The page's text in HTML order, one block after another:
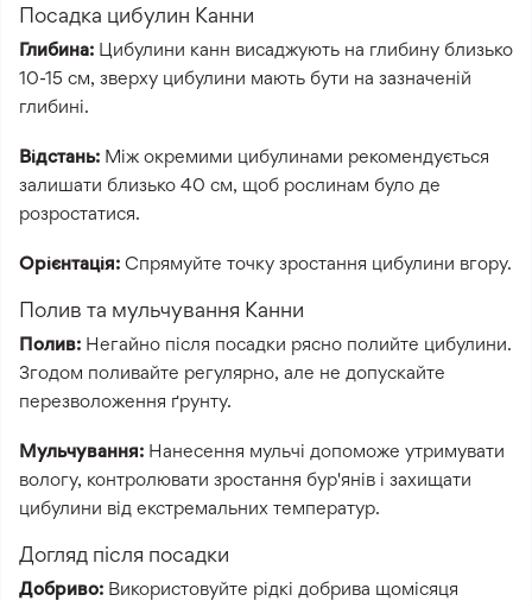
Посадка цибулин Канни
Глибина: Цибулини канн висаджують на глибину близько
10-15 см, зверху цибулини мають бути на зазначеній
глибині.
Відстань: Між окремими цибулинами рекомендується
залишати близько 40 см, щоб рослинам було де
розростатися.
Орієнтація: Спрямуйте точку зростання цибулини вгору.
Полив та мульчування Канни
Полив: Негайно після посадки рясно полийте цибулини.
Згодом поливайте регулярно, але не допускайте
перезволоження ґрунту.
Мульчування: Нанесення мульчі допоможе утримувати
вологу, контролювати зростання бур'янів і захищати
цибулини від екстремальних температур.
Догляд після посадки
Добриво: Використовуйте рідкі добрива щомісяця